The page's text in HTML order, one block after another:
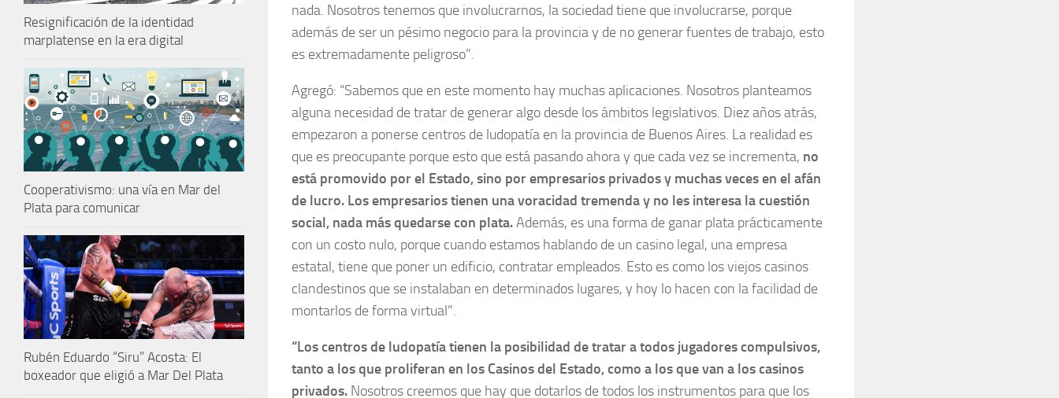
nada. Nosotros tenemos que involucrarnos, la sociedad tiene que involucrarse, porque
además de ser un pésimo negocio para la provincia y de no generar fuentes de trabajo, esto
es extremadamente peligroso”.
Agregó: “Sabemos que en este momento hay muchas aplicaciones. Nosotros planteamos
alguna necesidad de tratar de generar algo desde los ámbitos legislativos. Diez años atrás,
empezaron a ponerse centros de ludopatía en la provincia de Buenos Aires. La realidad es
que es preocupante porque esto que está pasando ahora y que cada vez se incrementa, no
está promovido por el Estado, sino por empresarios privados y muchas veces en el afán
de lucro. Los empresarios tienen una voracidad tremenda y no les interesa la cuestión
social, nada más quedarse con plata.Además, es una forma de ganar plata prácticamente
con un costo nulo, porque cuando estamos hablando de un casino legal, una empresa
estatal, tiene que poner un edificio, contratar empleados. Esto es como los viejos casinos
clandestinos que se instalaban en determinados lugares, y hoy lo hacen con la facilidad de
montarlos de forma virtual”.
“Los centros de ludopatía tienen la posibilidad de tratar a todos jugadores compulsivos,
tanto a los que proliferan en los Casinos del Estado, como a los que van a los casinos
privados. Nosotros creemos que hay que dotarlos de todos los instrumentos para que los
Resignificación de la identidad
marplatense en la era digital
Cooperativismo: una vía en Mar del
Plata para comunicar
Rubén Eduardo “Siru” Acosta: El
boxeador que eligió a Mar Del Plata